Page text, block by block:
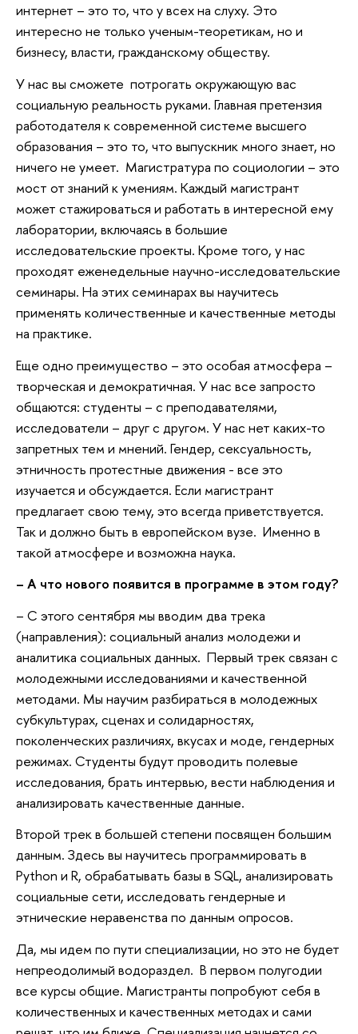
интернет – это то, что у всех на слуху. Это
интересно не только ученым-теоретикам, но и
бизнесу, власти, гражданскому обществу.
У нас вы сможете потрогать окружающую вас
социальную реальность руками. Главная претензия
работодателя к современной системе высшего
образования – это то, что выпускник много знает, но
ничего не умеет. Магистратура по социологии – это
мост от знаний к умениям. Каждый магистрант
может стажироваться и работать в интересной ему
лаборатории, включаясь в большие
исследовательские проекты. Кроме того, у нас
проходят еженедельные научно-исследовательские
семинары. На этих семинарах вы научитесь
применять количественные и качественные методы
на практике.
Еще одно преимущество – это особая атмосфера –
творческая и демократичная. У нас все запросто
общаются: студенты – с преподавателями,
исследователи – друг с другом. У нас нет каких-то
запретных тем и мнений. Гендер, сексуальность,
этничность протестные движения - все это
изучается и обсуждается. Если магистрант
предлагает свою тему, это всегда приветствуется.
Так и должно быть в европейском вузе. Именно в
такой атмосфере и возможна наука.
– А что нового появится в программе в этом году?
– С этого сентября мы вводим два трека
(направления): социальный анализ молодежи и
аналитика социальных данных. Первый трек связан с
молодежными исследованиями и качественной
методами. Мы научим разбираться в молодежных
субкультурах, сценах и солидарностях,
поколенческих различиях, вкусах и моде, гендерных
режимах. Студенты будут проводить полевые
исследования, брать интервью, вести наблюдения и
анализировать качественные данные.
Второй трек в большей степени посвящен большим
данным. Здесь вы научитесь программировать в
Python и R, обрабатывать базы в SQL, анализировать
социальные сети, исследовать гендерные и
этнические неравенства по данным опросов.
Да, мы идем по пути специализации, но это не будет
непреодолимый водораздел. В первом полугодии
все курсы общие. Магистранты попробуют себя в
количественных и качественных методах и сами